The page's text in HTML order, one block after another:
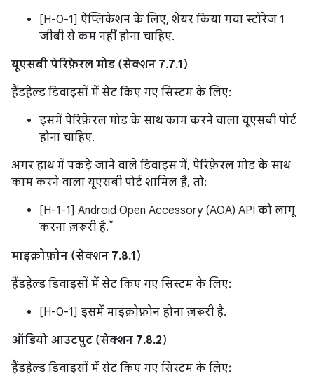
[H-0-1] ऐप्लिकेशन के लिए, शेयर किया गया स्टोरेज 1
जीबी से कम नहीं होना चाहिए.
यूएसबी पेरिफ़ेरल मोड (सेक्शन 7.7.1)
हैंडहेल्ड डिवाइसों में सेट किए गए सिस्टम के लिए:
इसमें पेरिफ़ेरल मोड के साथ काम करने वाला यूएसबी पोर्ट
होना चाहिए.
अगर हाथ में पकड़े जाने वाले डिवाइस में, पेरिफ़ेरल मोड के साथ
काम करने वाला यूएसबी पोर्ट शामिल है, तो:
[H-1-1] Android Open Accessory (AOA) API को लागू
करना ज़रूरी है.*
माइक्रोफ़ोन (सेक्शन 7.8.1)
हैंडहेल्ड डिवाइसों में सेट किए गए सिस्टम के लिए:
[H-0-1] इसमें माइक्रोफ़ोन होना ज़रूरी है.
ऑडियो आउटपुट (सेक्शन 7.8.2)
हैंडहेल्ड डिवाइसों में सेट किए गए सिस्टम के लिए: